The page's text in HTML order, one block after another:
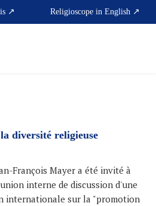
↗ Religioscope in English ↗
diversité religieuse
François Mayer a été invité à
interne de discussion d'une
internationale sur la "promotion